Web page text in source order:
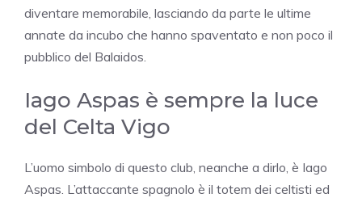
diventare memorabile, lasciando da parte le ultime
annate da incubo che hanno spaventato e non poco il
pubblico del Balaidos.
Iago Aspas è sempre la luce
del Celta Vigo
L’uomo simbolo di questo club, neanche a dirlo, è Iago
Aspas. L’attaccante spagnolo è il totem dei celtisti ed